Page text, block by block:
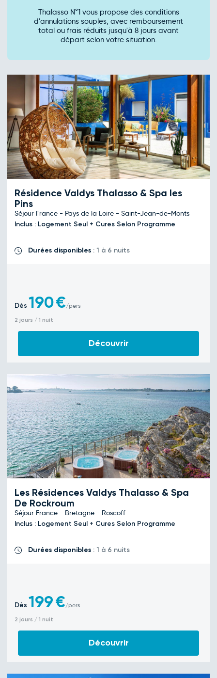
Thalasso N°1 vous propose des conditions
d'annulations souples, avec remboursement
total ou frais réduits jusqu'à 8 jours avant
départ selon votre situation.
Résidence Valdys Thalasso & Spa les
Pins
Séjour France - Pays de la Loire - Saint-Jean-de-Monts
Inclus : Logement Seul + Cures Selon Programme
Durées disponibles : 1 à 6 nuits
Dès 190€/pers
2 jours / 1 nuit
Découvrir
Les Résidences Valdys Thalasso & Spa
De Rockroum
Séjour France - Bretagne - Roscoff
Inclus : Logement Seul + Cures Selon Programme
Durées disponibles : 1 à 6 nuits
Dès 199€/pers
2 jours / 1 nuit
Découvrir